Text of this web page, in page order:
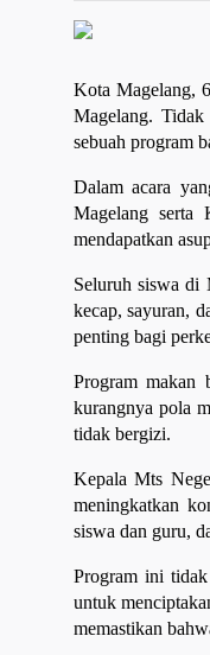
Kota Magelang,
Magelang.
sebuah program
Dalam acara
Magelang serta
mendapatkan
Seluruh siswa di
kecap, sayuran,
penting bagi
Program makan
kurangnya pola
tidak bergizi.
Kepala Mts
meningkatkan
siswa dan guru,
Program ini
untuk
memastikan